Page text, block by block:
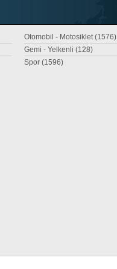
Otomobil - Motosiklet (1576)
Gemi - Yelkenli (128)
Spor (1596)